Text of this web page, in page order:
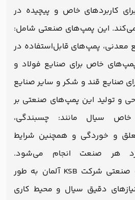
کاربردهای خاص و پیچیده در
این پمپ‌های صنعتی شامل:
معدنی، پمپ‌های قابل‌استفاده در
خاص برای صنایع فولاد و
صنایع قند و شکر و سایر صنایع
و تولید این پمپ‌های صنعتی بر
سیال مانند: چسبندگی،
و خوردگی و همچنین شرایط
هر صنعت انجام می‌شود.
به‌این‌ترتیب، هر پمپ صنعتی شرکت KSB آلمان به طور
دقیق سیال و محیط کاری